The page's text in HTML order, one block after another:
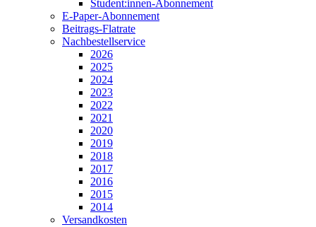
Student:innen-Abonnement
E-Paper-Abonnement
Beitrags-Flatrate
Nachbestellservice
2026
2025
2024
2023
2022
2021
2020
2019
2018
2017
2016
2015
2014
Versandkosten